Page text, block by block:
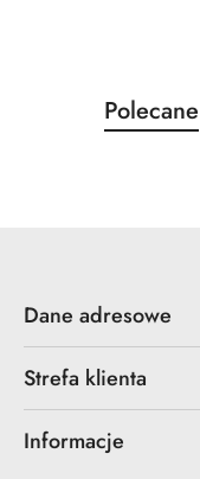
Pomiń karuzelę
Produkty
o
Polecane
Dane adresowe
Strefa klienta
Informacje